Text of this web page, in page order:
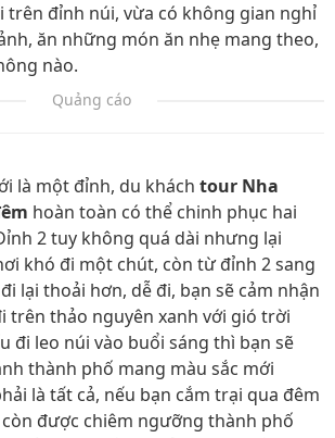
trên đỉnh núi, vừa có không gian nghỉ
ăn những món ăn nhẹ mang theo,
nào.
Quảng cáo
là một đỉnh, du khách tour Nha
hoàn toàn có thể chinh phục hai
2 tuy không quá dài nhưng lại
khó đi một chút, còn từ đỉnh 2 sang
lại thoải hơn, dễ đi, bạn sẽ cảm nhận
trên thảo nguyên xanh với gió trời
đi leo núi vào buổi sáng thì bạn sẽ
thành phố mang màu sắc mới
là tất cả, nếu bạn cắm trại qua đêm
được chiêm ngưỡng thành phố